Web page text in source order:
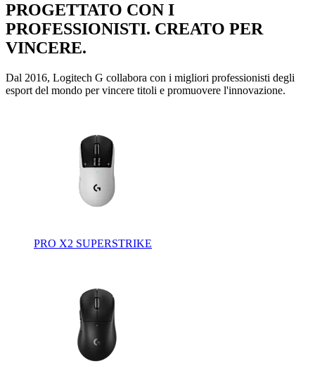
PROGETTATO CON I
PROFESSIONISTI. CREATO PER
VINCERE.
Dal 2016, Logitech G collabora con i migliori professionisti degli
esport del mondo per vincere titoli e promuovere l'innovazione.
PRO X2 SUPERSTRIKE